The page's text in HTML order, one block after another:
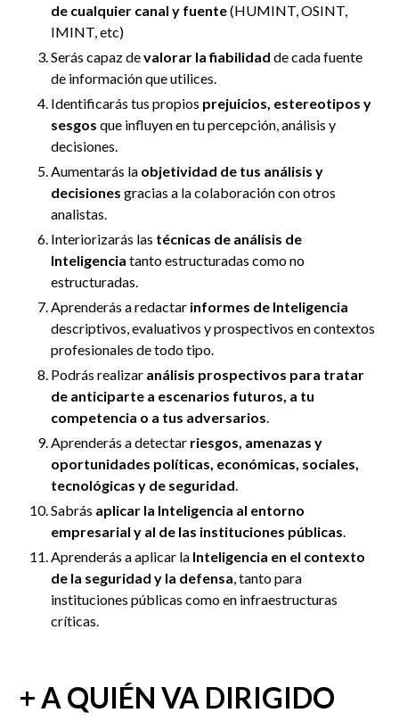
de cualquier canal y fuente(HUMINT, OSINT,
IMINT, etc)
Serás capaz devalorar la fiabilidad de cada fuente
de información que utilices.
Identificarás tus propios prejuicios, estereotipos y
sesgos que influyen en tu percepción, análisis y
decisiones.
Aumentarás la objetividad de tus análisis y
decisiones gracias a la colaboración con otros
analistas.
Interiorizarás las técnicas de análisis de
Inteligencia tanto estructuradas como no
estructuradas.
Aprenderás a redactar informes de Inteligencia
descriptivos, evaluativos y prospectivos en contextos
profesionales de todo tipo.
Podrás realizar análisis prospectivos para tratar
de anticiparte a escenarios futuros, a tu
competencia o a tus adversarios
Aprenderás a detectar riesgos, amenazas y
oportunidades políticas, económicas, sociales,
tecnológicas y de seguridad
Sabrás aplicar la Inteligencia al entorno
empresarial y al de las instituciones públicas
Aprenderás a aplicar la Inteligencia en el contexto
de la seguridad y la defensa , tanto para
instituciones públicas como en infraestructuras
críticas.
+ A QUIÉN VA DIRIGIDO